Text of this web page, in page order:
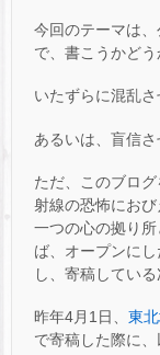
今回のテーマは
で、書こうかどう
いたずらに混乱
あるいは、盲信
ただ、このブロ
射線の恐怖におび
一つの心の拠り
ば、オープンに
し、寄稿している
昨年4月1日、 東
で寄稿した際に